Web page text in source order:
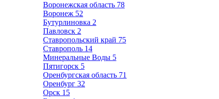
Воронежская область 78
Воронеж 52
Бутурлиновка 2
Павловск 2
Ставропольский край 75
Ставрополь 14
Минеральные Воды 5
Пятигорск 5
Оренбургская область 71
Оренбург 32
Орск 15